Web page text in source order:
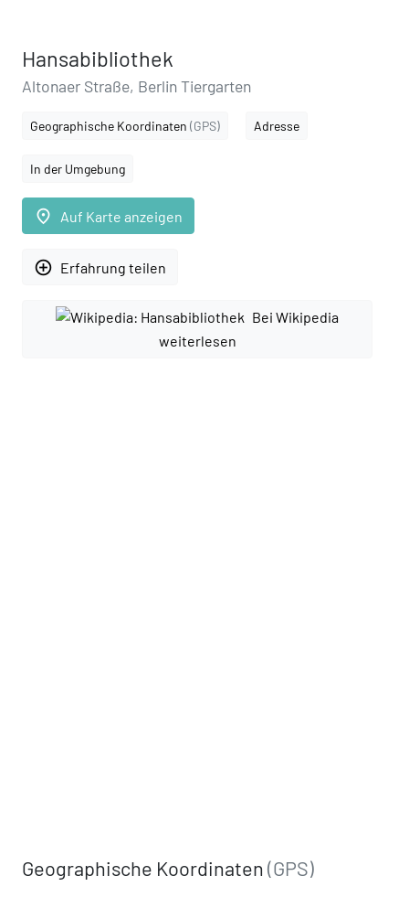
Hansabibliothek
Altonaer Straße, Berlin Tiergarten
Geographische Koordinaten (GPS) Adresse
In der Umgebung
place Auf Karte anzeigen
add_circle_outline Erfahrung teilen
Bei Wikipedia
weiterlesen
Geographische Koordinaten(GPS)